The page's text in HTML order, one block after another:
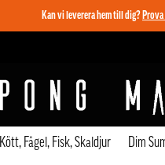
Kan vi leverera hem till dig?
Kött, Fågel, Fisk, Skaldjur Dim